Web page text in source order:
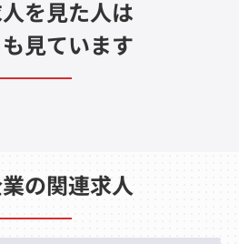
を見た人は
見ています
の関連求人